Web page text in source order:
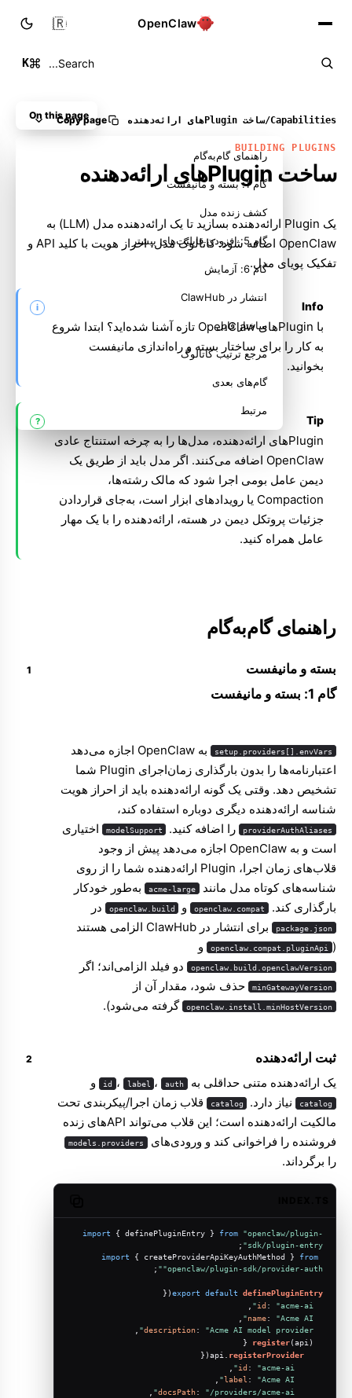
OpenClaw
Search...
K
🇮🇷
Capabilities
/ساخت Pluginهای ارائه‌دهنده Copy page
BUILDING PLUGINS
ساخت Pluginهای ارائه‌دهنده
یک Plugin ارائه‌دهنده بسازید تا یک ارائه‌دهنده مدل (LLM) به
OpenClaw اضافه شود: کاتالوگ مدل، احراز هویت با کلید API و
تفکیک پویای مدل.
Info
با Pluginهای OpenClaw تازه آشنا شده‌اید؟ ابتدا
شروع
به کار را برای ساختار بسته و راه‌اندازی مانیفست
بخوانید.
Tip
Pluginهای ارائه‌دهنده، مدل‌ها را به چرخه استنتاج عادی
OpenClaw اضافه می‌کنند. اگر مدل باید از طریق یک
دیمن عامل بومی اجرا شود که مالک رشته‌ها،
Compaction یا رویدادهای ابزار است، به‌جای قراردادن
جزئیات پروتکل دیمن در هسته، ارائه‌دهنده را با یک مهار
عامل همراه کنید.
راهنمای گام‌به‌گام
بسته و مانیفست
گام 1: بسته و مانیفست
setup.providers[].envVars
به OpenClaw اجازه می‌دهد
اعتبارنامه‌ها را بدون بارگذاری زمان‌اجرای Plugin شما
تشخیص دهد. وقتی یک گونه ارائه‌دهنده باید از احراز هویت
شناسه ارائه‌دهنده دیگری دوباره استفاده کند،
providerAuthAliases را اضافه کنید. modelSupport
اختیاری
است و به OpenClaw اجازه می‌دهد پیش از وجود
قلاب‌های زمان اجرا، Plugin ارائه‌دهنده شما را از روی
شناسه‌های کوتاه مدل مانند
acme-large به‌طور خودکار
بارگذاری کند.
openclaw.compat و openclaw.build در
package.json
برای انتشار در ClawHub الزامی هستند
(
openclaw.compat.pluginApi و
openclaw.build.openclawVersion دو فیلد الزامی‌اند؛ اگر
minGatewayVersion حذف شود، مقدار آن از
openclaw.install.minHostVersion گرفته می‌شود).
ثبت ارائه‌دهنده
یک ارائه‌دهنده متنی حداقلی به id ، label ، auth و
catalog نیاز دارد. catalog
قلاب زمان اجرا/پیکربندی تحت
مالکیت ارائه‌دهنده است؛ این قلاب می‌تواند APIهای زنده
فروشنده را فراخوانی کند و ورودی‌های
models.providers
را برگرداند.
import { definePluginEntry } from "openclaw/plugin-
sdk/plugin-entry"
;
import { createProviderApiKeyAuthMethod } from
"openclaw/plugin-sdk/provider-auth"
;
export default definePluginEntry
({
id : "acme-ai"
name: "Acme AI"
description: "Acme AI model provider"
register(api ) {
registerProvider
({
id : "acme-ai"
label : "Acme AI"
docsPath: "/providers/acme-ai"
On this page
راهنمای گام‌به‌گام
گام 1: بسته و مانیفست
کشف زنده مدل
گام 5: افزودن قابلیت‌های بیشتر
گام 6: آزمایش
انتشار در ClawHub
ساختار فایل
مرجع ترتیب کاتالوگ
گام‌های بعدی
مرتبط